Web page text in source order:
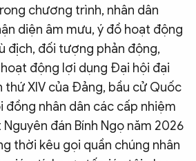
chương trình, nhân dân
diện âm mưu, ý đồ hoạt động
địch, đối tượng phản động,
động lợi dụng Đại hội đại
thứ XIV của Đảng, bầu cử Quốc
đồng nhân dân các cấp nhiệm
đán Bính Ngọ năm 2026
thời kêu gọi quần chúng nhân